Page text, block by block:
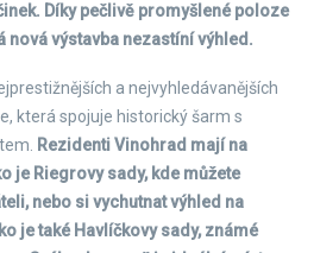
Díky pečlivě promyšlené poloze
nová výstavba nezastíní výhled.
a nejvyhledávanějších
která spojuje historický šarm s
Rezidenti Vinohrad mají na
je Riegrovy sady, kde můžete
nebo si vychutnat výhled na
je také Havlíčkovy sady, známé